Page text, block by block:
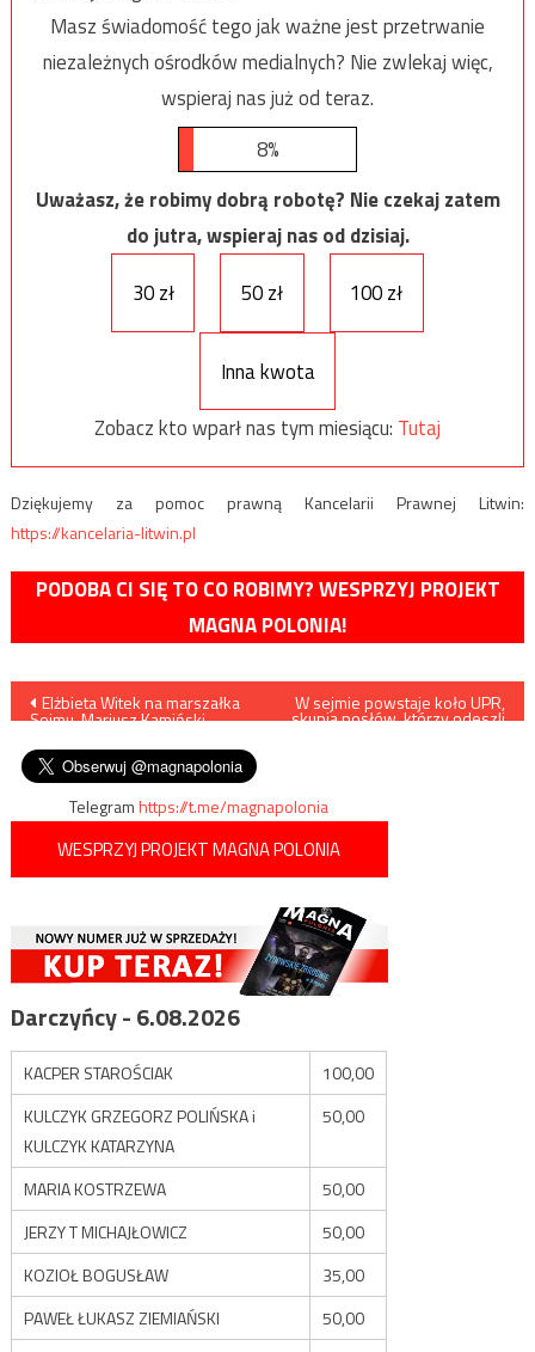
Masz świadomość tego jak ważne jest przetrwanie
niezależnych ośrodków medialnych? Nie zwlekaj więc,
wspieraj nas już od teraz.
8%
Uważasz, że robimy dobrą robotę? Nie czekaj zatem
do jutra, wspieraj nas od dzisiaj.
30 zł
50 zł 100 zł
Inna kwota
Zobacz kto wparł nas tym miesiącu: Tutaj
Dziękujemy za pomoc prawną Kancelarii Prawnej Litwin:
https://kancelaria-litwin.pl
PODOBA CI SIĘ TO CO ROBIMY? WESPRZYJ PROJEKT
MAGNA POLONIA!
Nawigacja
wpisu
Elżbieta Witek na marszałka
Sejmu, Mariusz Kamiński
W sejmie powstaje koło UPR,
skupia posłów, którzy odeszli
Telegramhttps://t.me/magnapolonia
WESPRZYJ PROJEKT MAGNA POLONIA
Darczyńcy - 6.08.2026
KACPER STAROŚCIAK
100,00
KULCZYK GRZEGORZ POLIŃSKA i
KULCZYK KATARZYNA
50,00
MARIA KOSTRZEWA
50,00
JERZY T MICHAJŁOWICZ
50,00
KOZIOŁ BOGUSŁAW
35,00
PAWEŁ ŁUKASZ ZIEMIAŃSKI
50,00